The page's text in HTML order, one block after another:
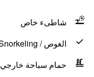
شاطىء خاص
الغوص / Snorkeling
حمام سباحة خارجي